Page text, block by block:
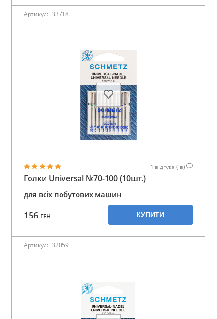
Артикул: 33718
1 відгука (ів)
Голки Universal №70-100 (10шт.)
для всіх побутових машин
156 ГРН КУПИТИ
Артикул: 32059